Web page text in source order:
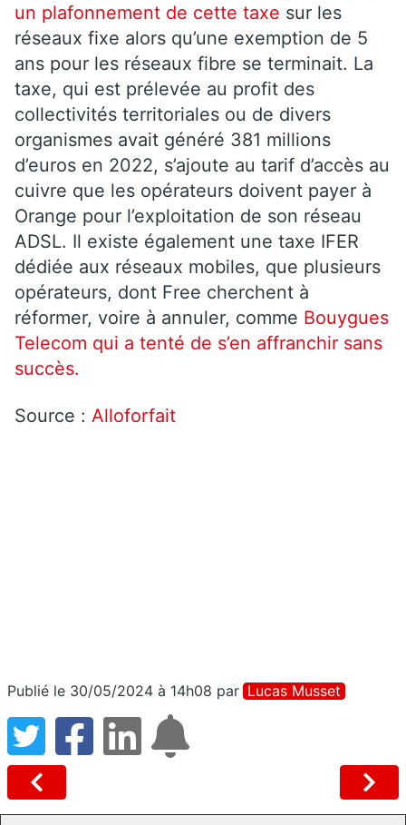
un plafonnement de cette taxe sur les
réseaux fixe alors qu’une exemption de 5
ans pour les réseaux fibre se terminait. La
taxe, qui est prélevée au profit des
collectivités territoriales ou de divers
organismes avait généré 381 millions
d’euros en 2022, s’ajoute au tarif d’accès au
cuivre que les opérateurs doivent payer à
Orange pour l’exploitation de son réseau
ADSL. Il existe également une taxe IFER
dédiée aux réseaux mobiles, que plusieurs
opérateurs, dont Free cherchent à
réformer, voire à annuler, comme Bouygues
Telecom qui a tenté de s’en affranchir sans
succès.
Source : Alloforfait
Publié le 30/05/2024 à 14h08 par Lucas Musset